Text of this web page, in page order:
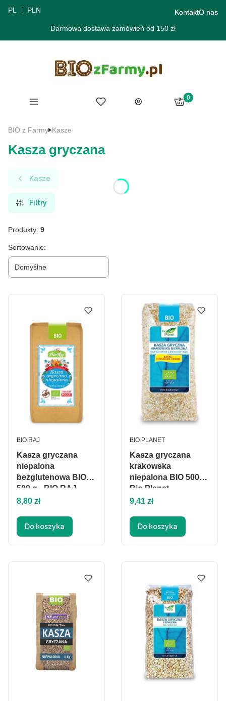
PL PLN KontaktO nas
Darmowa dostawa zamówień od 150 zł
Menu Ulubione
Zaloguj się
Produkty w
Koszyk
BIO z Farmy Kasze
Kasza gryczana
Kasze
Filtry
Produkty: 9
Lista produktów
Sortowanie:
Domyślne
Kasza gryczana
niepalona
bezglutenowa BIO
500 g - BIO RAJ
PRODUCENT
BIO RAJ
Cena
8,80 zł
Do koszyka
Kasza gryczana
krakowska
niepalona BIO 500g -
Bio Planet
PRODUCENT
BIO PLANET
Cena
9,41 zł
Do koszyka